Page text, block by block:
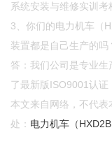
系统安装与维修实训考
3、你们的电力机车（
装置都是自己生产的吗
答：我们公司是专业
了最新版ISO9001认证
本文来自网络，不代
处： 电力机车（